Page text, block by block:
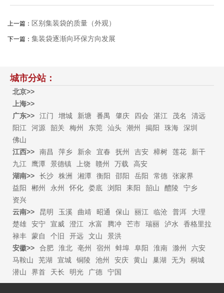
上一篇： 区别集装袋的质量（外观）
下一篇： 集装袋逐渐向环保方向发展
城市分站：
北京>>
上海>>
广东>>
江门 增城 新塘 番禺 肇庆 四会 湛江 茂名
清远
阳江
河源 韶关 梅州 东莞 汕头 潮州 揭阳 珠海
深圳
佛山
江西>>
南昌 萍乡 新余 宜春 抚州 吉安 樟树 莲花
新干
九江
鹰潭 景德镇 上饶 赣州 万载
高安
湖南>>
长沙 株洲 湘潭 衡阳 邵阳 岳阳 常德
张家界
益阳
郴州 永州 怀化 娄底 浏阳 耒阳 韶山 醴陵
宁乡
资兴
云南>>
昆明 玉溪 曲靖 昭通 保山 丽江 临沧 普洱
大理
楚雄
安宁 宣威 澄江 水富 腾冲 芒市 瑞丽 泸水
香格里拉
禄丰
蒙自 个旧 开远 文山
景洪
安徽>>
合肥 淮北 亳州 宿州 蚌埠 阜阳 淮南 滁州
六安
马鞍山
芜湖 宣城 铜陵 池州 安庆 黄山 巢湖 无为
桐城
潜山
界首 天长 明光 广德 宁国